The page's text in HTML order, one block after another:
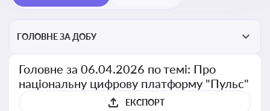
ГОЛОВНЕ ЗА ДОБУ
Головне за 06.04.2026 по темі: Про
національну цифрову платформу "Пульс"
ЕКСПОРТ